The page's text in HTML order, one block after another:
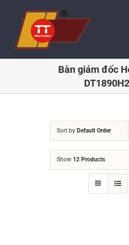
content
Bàn giám đốc
Sort by Default Order
Show 12 Products